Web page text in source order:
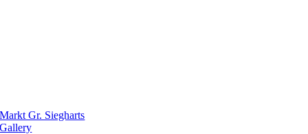
Markt Gr. Siegharts
Gallery